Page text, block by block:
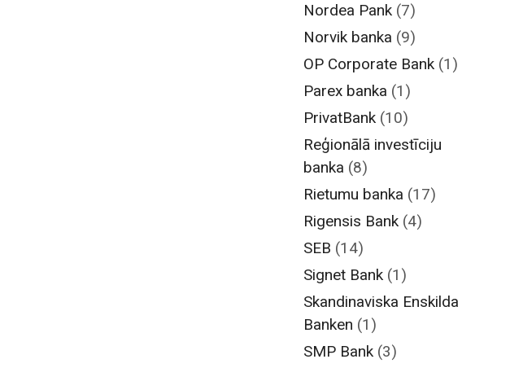
Nordea Pank (7)
Norvik banka (9)
OP Corporate Bank (1)
Parex banka (1)
PrivatBank (10)
Reģionālā investīciju
banka (8)
Rietumu banka (17)
Rigensis Bank (4)
SEB (14)
Signet Bank (1)
Skandinaviska Enskilda
Banken (1)
SMP Bank (3)